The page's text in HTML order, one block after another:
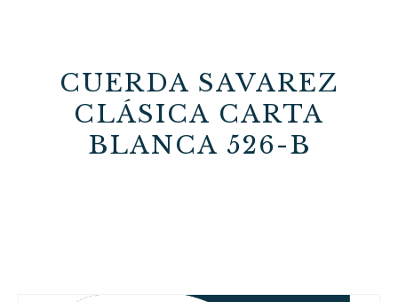
CUERDA SAVAREZ
CLÁSICA CARTA
BLANCA 526-B